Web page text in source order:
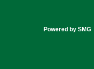
Powered by SMG